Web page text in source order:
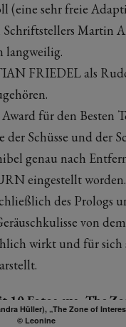
(eine sehr freie
Martin
langweilig.
FRIEDEL als
für den Besten
der Schüsse und der
genau nach
eingestellt
des Prologs
von
wirkt und für sich
10 Fotos aus „The
Hüller), „The Zone of
© Leonine